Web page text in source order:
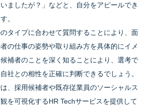
ましたが？」などと、自分をアピールでき
。
タイプに合わせて質問することにより、面
の仕事の姿勢や取り組み方を具体的にイメ
補者のことを深く知ることにより、選考で
社との相性を正確に判断できるでしょう。
、採用候補者や既存従業員のソーシャルス
を可視化するHR Techサービスを提供して